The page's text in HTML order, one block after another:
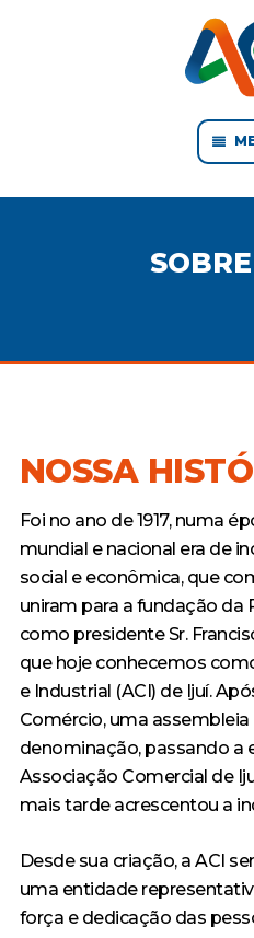
NOSSA
Foi no ano de 1917, numa
mundial e nacional era de
social e econômica, que
uniram para a fundação da
como presidente Sr.
que hoje conhecemos
e Industrial (ACI) de Ijuí.
Comércio, uma
denominação, passando a
Associação Comercial de
mais tarde acrescentou a
Desde sua criação, a ACI
uma entidade
força e dedicação das